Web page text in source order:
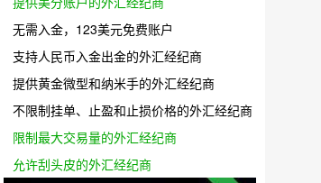
无需入金，123美元免费账户
支持人民币入金出金的外汇经纪商
提供黄金微型和纳米手的外汇经纪商
不限制挂单、止盈和止损价格的外汇经纪商
限制最大交易量的外汇经纪商
允许刮头皮的外汇经纪商